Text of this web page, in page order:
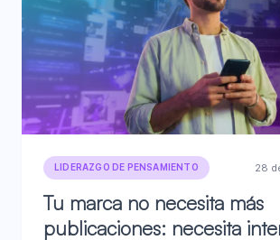
LIDERAZGO DE PENSAMIENTO 28
Tu marca no necesita más
publicaciones: necesita